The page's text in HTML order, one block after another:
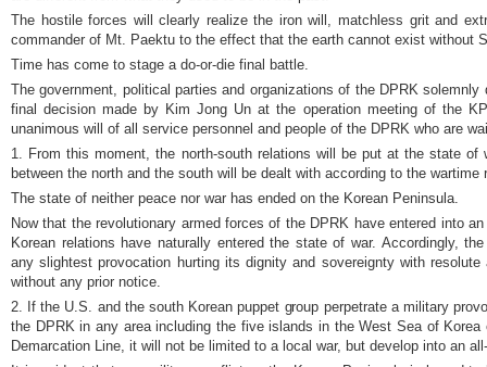
The hostile forces will clearly realize the iron will, matchless grit and
commander of Mt. Paektu to the effect that the earth cannot exist without
Time has come to stage a do-or-die final battle.
The government, political parties and organizations of the DPRK
final decision made by Kim Jong Un at the operation meeting of the
unanimous will of all service personnel and people of the DPRK who are
1. From this moment, the north-south relations will be put at the state of
between the north and the south will be dealt with according to the wartime
The state of neither peace nor war has ended on the Korean Peninsula.
Now that the revolutionary armed forces of the DPRK have entered into
Korean relations have naturally entered the state of war. Accordingly,
any slightest provocation hurting its dignity and sovereignty with
without any prior notice.
2. If the U.S. and the south Korean puppet group perpetrate a military
the DPRK in any area including the five islands in the West Sea of
Demarcation Line, it will not be limited to a local war, but develop into an